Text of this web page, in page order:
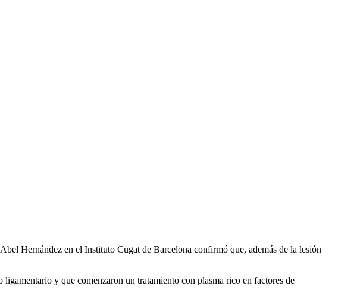
Hernández en el Instituto Cugat de Barcelona confirmó que, además de la lesión
y que comenzaron un tratamiento con plasma rico en factores de